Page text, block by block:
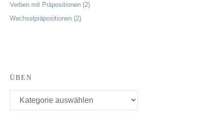
Verben mit Präpositionen (2)
Wechselpräpositionen (2)
ÜBEN